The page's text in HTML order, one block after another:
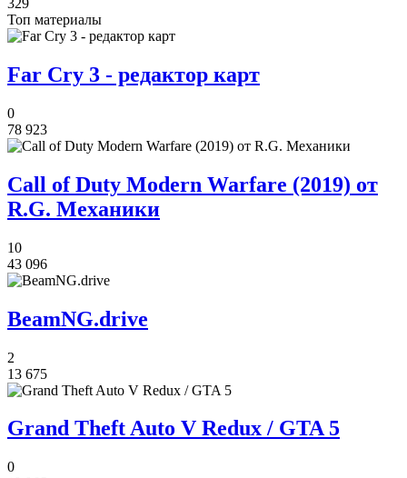
329
Топ материалы
Far Cry 3 - редактор карт
0
78 923
Call of Duty Modern Warfare (2019) от
R.G. Механики
10
43 096
BeamNG.drive
2
13 675
Grand Theft Auto V Redux / GTA 5
0